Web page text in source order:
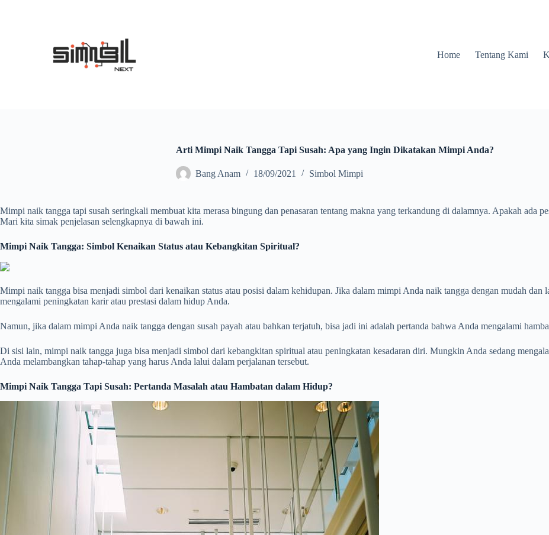
Home Tentang Kami
Arti Mimpi Naik Tangga Tapi Susah: Apa yang Ingin Dikatakan Mimpi Anda?
Bang Anam 18/09/2021 Simbol Mimpi
Mimpi naik tangga tapi susah seringkali membuat kita merasa bingung dan penasaran tentang makna yang terkandung di dalamnya. Apakah ada
Mari kita simak penjelasan selengkapnya di bawah ini.
Mimpi Naik Tangga: Simbol Kenaikan Status atau Kebangkitan Spiritual?
Mimpi naik tangga bisa menjadi simbol dari kenaikan status atau posisi dalam kehidupan. Jika dalam mimpi Anda naik tangga dengan mudah
mengalami peningkatan karir atau prestasi dalam hidup Anda.
Namun, jika dalam mimpi Anda naik tangga dengan susah payah atau bahkan terjatuh, bisa jadi ini adalah pertanda bahwa Anda mengalami
Di sisi lain, mimpi naik tangga juga bisa menjadi simbol dari kebangkitan spiritual atau peningkatan kesadaran diri. Mungkin Anda sedang
Anda melambangkan tahap-tahap yang harus Anda lalui dalam perjalanan tersebut.
Mimpi Naik Tangga Tapi Susah: Pertanda Masalah atau Hambatan dalam Hidup?